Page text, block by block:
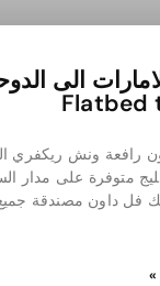
Flatbed
رافعة ونش ريكفري
متوفرة على مدار
فل داون مصندقة